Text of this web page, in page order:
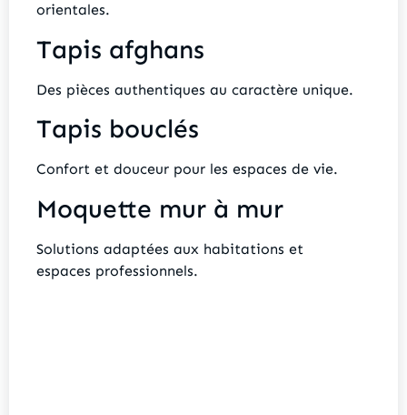
orientales.
Tapis afghans
Des pièces authentiques au caractère unique.
Tapis bouclés
Confort et douceur pour les espaces de vie.
Moquette mur à mur
Solutions adaptées aux habitations et
espaces professionnels.